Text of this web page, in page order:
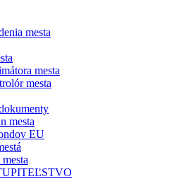
mesta
mesta
mesta
mesta
EU